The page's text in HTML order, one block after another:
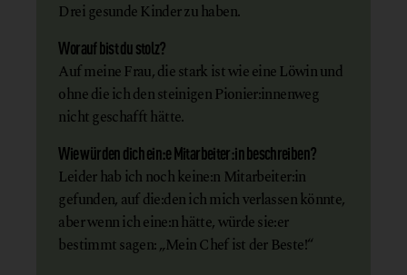
Drei gesunde Kinder zu haben.
Worauf bist du stolz?
Auf meine Frau, die stark ist wie eine Löwin und
ohne die ich den steinigen Pionier:innenweg
nicht geschafft hätte.
Wie würden dich ein:e Mitarbeiter:in beschreiben?
Leider hab ich noch keine:n Mitarbeiter:in
gefunden, auf die:den ich mich verlassen könnte,
aber wenn ich eine:n hätte, würde sie:er
bestimmt sagen: „Mein Chef ist der Beste!“